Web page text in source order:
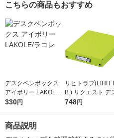
こちらの商品もおすすめ
デスクペンボックス
アイボリー LAKOLE/
ラコレ
330円
リヒトラブ(LIHIT
B.) リクエスト デ
トレー A4 黄緑
748円
商品説明